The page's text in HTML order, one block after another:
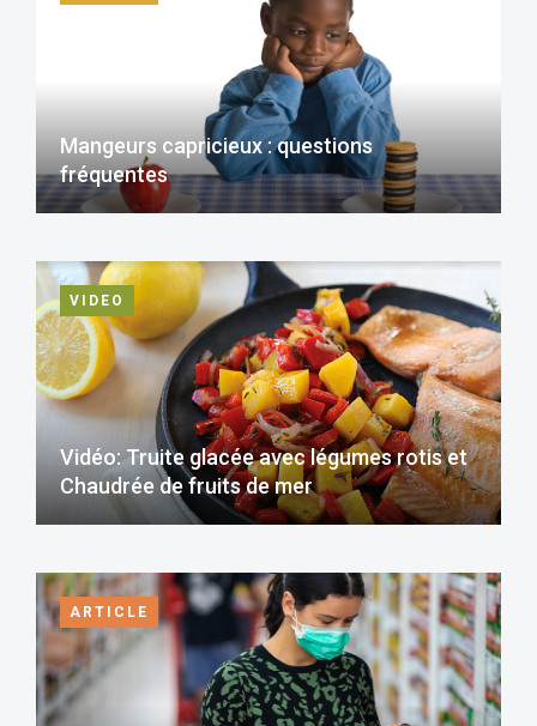
Mangeurs capricieux : questions
fréquentes
VIDEO
Vidéo: Truite glacée avec légumes rotis et
Chaudrée de fruits de mer
ARTICLE